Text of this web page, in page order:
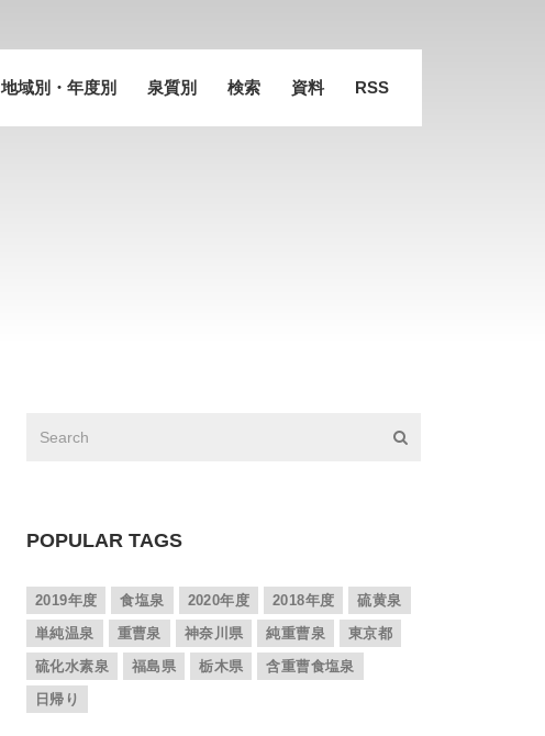
地域別・年度別 泉質別 検索 資料 RSS
POPULAR TAGS
2019年度 食塩泉 2020年度 2018年度
硫黄泉
単純温泉
重曹泉 神奈川県 純重曹泉
東京都
硫化水素泉
福島県 栃木県
含重曹食塩泉
日帰り